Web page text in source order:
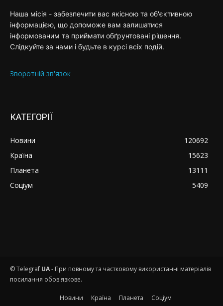
Наша місія - забезпечити вас якісною та об'єктивною
інформацією, що допоможе вам залишатися
інформованим та приймати обґрунтовані рішення.
Слідкуйте за нами і будьте в курсі всіх подій.
Зворотній зв'язок
КАТЕГОРІЇ
Новини
120692
Країна
15623
Планета
13111
Соціум
5409
© Telegraf UA- При повному та частковому використанні матеріалів
посилання обов'язкове.
Новини Країна Планета Соціум